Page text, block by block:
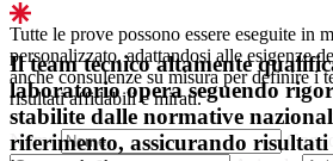
Il team tecnico altamente
laboratorio opera seguendo
stabilite dalle normative
riferimento, assicurando
Tutte le prove possono essere eseguite in
personalizzato, adattandosi alle esigenze
anche consulenze su misura per definire i
risultati affidabili e mirati.
Nome